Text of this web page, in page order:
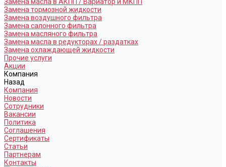
Замена тормозной жидкости
Замена воздушного фильтра
Замена салонного фильтра
Замена масляного фильтра
Замена масла в редукторах / раздатках
Замена охлаждающей жидкости
Прочие услуги
Акции
Компания
Назад
Компания
Новости
Сотрудники
Вакансии
Политика
Соглашения
Сертификаты
Статьи
Партнерам
Контакты